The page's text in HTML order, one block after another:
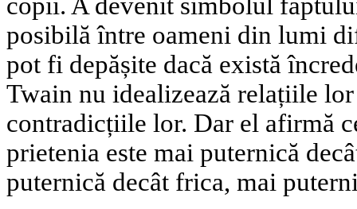
copii. A devenit simbolul
posibilă între oameni din lumi
pot fi depășite dacă există
Twain nu idealizează relațiile
contradicțiile lor. Dar el afirmă
prietenia este mai puternică
puternică decât frica, mai